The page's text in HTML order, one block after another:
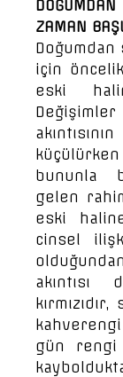
ZAMAN
için
eski
bununla
gelen
eski
cinsel
gün rengi